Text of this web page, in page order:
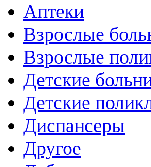
Аптеки
Взрослые
Взрослые
Детские
Детские
Диспансеры
Другое